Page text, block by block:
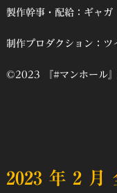
製作幹事・配給：ギャガ
制作プロダクション：
©2023 『#マンホール
2023 年 2 ⽉